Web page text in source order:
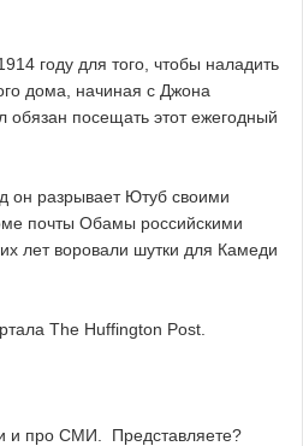
году для того, чтобы наладить
дома, начиная с Джона
обязан посещать этот ежегодный
он разрывает Ютуб своими
почты Обамы российскими
лет воровали шутки для Камеди
The Huffington Post.
и про СМИ. Представляете?